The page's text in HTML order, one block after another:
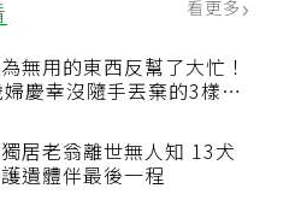
看更多
病前期怎麼救？美國心臟協
究推「1夢幻水果組合」 酪
平鎮傳出80多歲夫弒妻案
發現緊急報案、警方調查中